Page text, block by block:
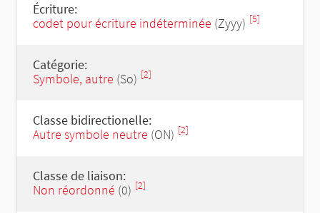
Écriture:
codet pour écriture indéterminée (Zyyy) [5]
Catégorie:
Symbole, autre (So) [2]
Classe bidirectionelle:
Autre symbole neutre (ON) [2]
Classe de liaison:
Non réordonné (0) [2]